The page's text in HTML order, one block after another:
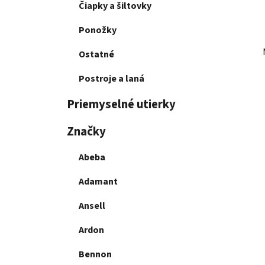
Čiapky a šiltovky
Ponožky
Ostatné
Postroje a laná
Priemyselné utierky
Značky
Abeba
Adamant
Ansell
Ardon
Bennon